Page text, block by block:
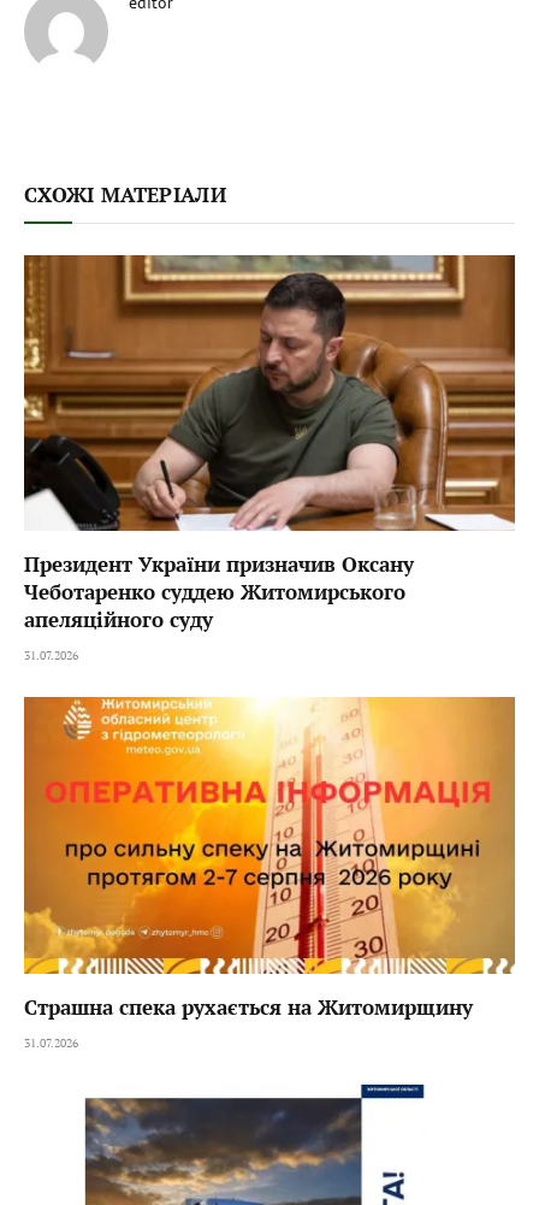
СХОЖІ МАТЕРІАЛИ
Президент України призначив Оксану
Чеботаренко суддею Житомирського
апеляційного суду
31.07.2026
Страшна спека рухається на Житомирщину
31.07.2026